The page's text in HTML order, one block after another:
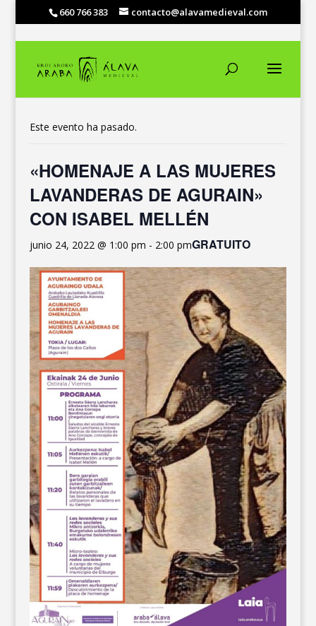
660 766 383 contacto@alavamedieval.com
Este evento ha pasado.
«HOMENAJE A LAS MUJERES
LAVANDERAS DE AGURAIN»
CON ISABEL MELLÉN
junio 24, 2022 @ 1:00 pm - 2:00 pmGRATUITO